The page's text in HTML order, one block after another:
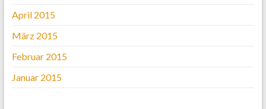
April 2015
März 2015
Februar 2015
Januar 2015